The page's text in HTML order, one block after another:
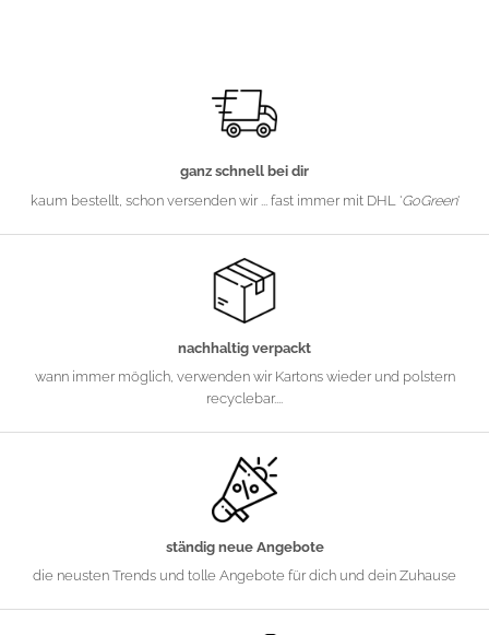
ganz schnell bei dir
kaum bestellt, schon versenden wir ... fast immer mit DHL 'GoGreen'
nachhaltig verpackt
wann immer möglich, verwenden wir Kartons wieder und polstern
recyclebar....
ständig neue Angebote
die neusten Trends und tolle Angebote für dich und dein Zuhause